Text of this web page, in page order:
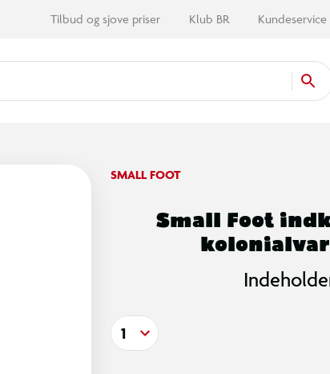
Tilbud og sjove priser Klub BR Kundeservice
SMALL FOOT
Small Foot
1